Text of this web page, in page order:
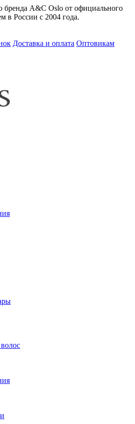
бренда A&C Oslo от официального
в России с 2004 года.
Доставка и оплата Оптовикам